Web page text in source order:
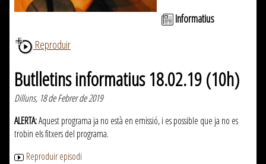
Informatius
Reproduir
Butlletins informatius 18.02.19 (10h)
Dilluns, 18 de Febrer de 2019
ALERTA:Aquest programa ja no està en emissió, i es possible que ja no es
trobin els fitxers del programa.
Reproduir episodi